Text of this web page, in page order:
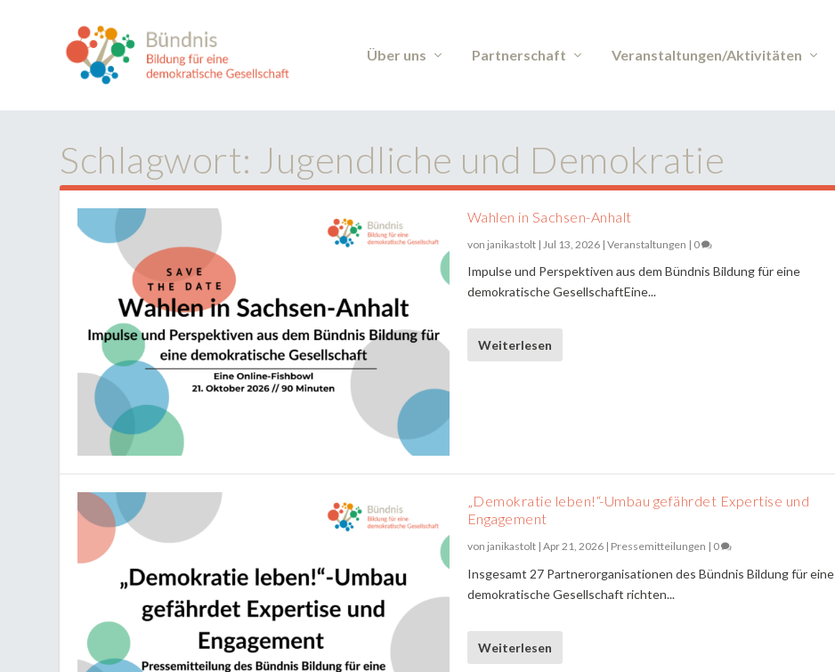
Über uns Partnerschaft Veranstaltungen/Aktivitäten
Schlagwort: Jugendliche und Demokratie
Wahlen in Sachsen-Anhalt
von janikastolt| Jul 13, 2026| Veranstaltungen | 0
Impulse und Perspektiven aus dem Bündnis Bildung für eine
demokratische GesellschaftEine...
Weiterlesen
„Demokratie leben!“-Umbau gefährdet Expertise und
Engagement
von janikastolt| Apr 21, 2026| Pressemitteilungen | 0
Insgesamt 27 Partnerorganisationen des Bündnis Bildung für eine
demokratische Gesellschaft richten...
Weiterlesen